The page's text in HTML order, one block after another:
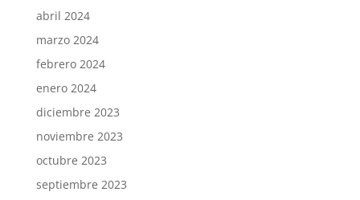
abril 2024
marzo 2024
febrero 2024
enero 2024
diciembre 2023
noviembre 2023
octubre 2023
septiembre 2023